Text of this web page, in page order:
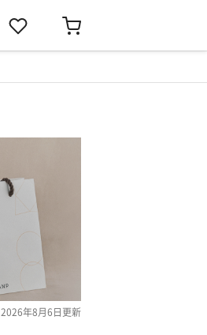
2026年8月6日更新